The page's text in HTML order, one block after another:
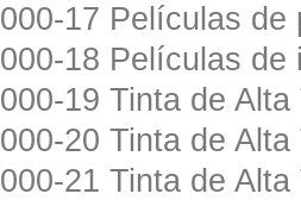
000-17 Películas
000-18 Películas de
000-19 Tinta de
000-20 Tinta de
000-21 Tinta de